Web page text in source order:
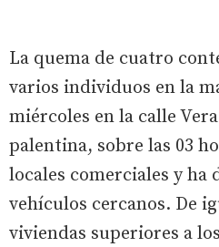
La quema de cuatro
varios individuos en la
miércoles en la calle
palentina, sobre las 03
locales comerciales y ha
vehículos cercanos. De
viviendas superiores a